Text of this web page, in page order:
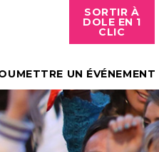
SORTIR À
DOLE EN 1
CLIC
UN ÉVÉNEMENT